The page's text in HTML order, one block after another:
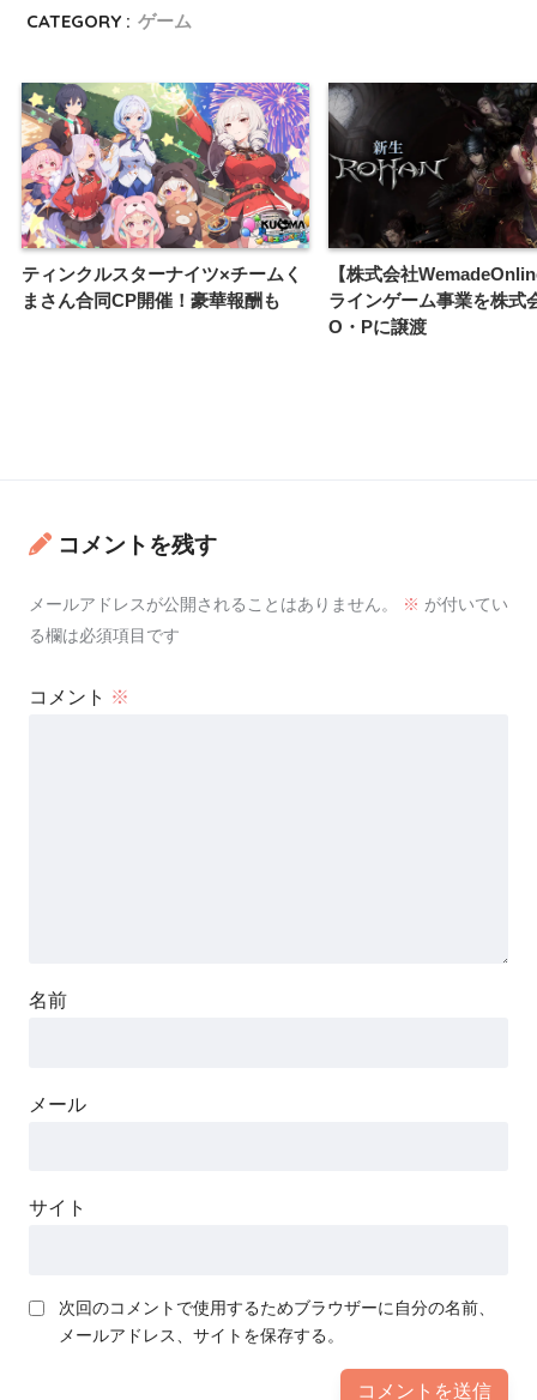
CATEGORY : ゲーム
ティンクルスターナイツ×チームく
まさん合同CP開催！豪華報酬も
【株式会社
ラインゲーム事業を株式
O・Pに譲渡
コメントを残す
メールアドレスが公開されることはありません。 ※ が付いてい
る欄は必須項目です
コメント ※
名前
メール
サイト
次回のコメントで使用するためブラウザーに自分の名前、
メールアドレス、サイトを保存する。